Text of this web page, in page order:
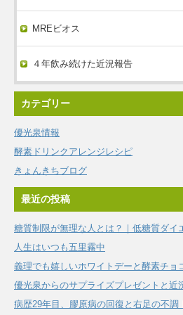
MREビオス
４年飲み続けた近況報告
カテゴリー
優光泉情報
酵素ドリンクアレンジレシピ
きょんきちブログ
最近の投稿
糖質制限が無理な人とは？｜低糖質ダイ
人生はいつも五里霧中
義理でも嬉しいホワイトデーと酵素チョ
優光泉からのサプライズプレゼントと近
病歴29年目、膠原病の回復と右足の不